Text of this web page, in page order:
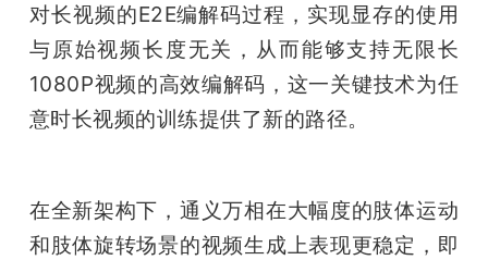
对长视频的E2E编解码过程，实现显存的使用
与原始视频长度无关，从而能够支持无限长
1080P视频的高效编解码，这一关键技术为任
意时长视频的训练提供了新的路径。
在全新架构下，通义万相在大幅度的肢体运动
和肢体旋转场景的视频生成上表现更稳定，即